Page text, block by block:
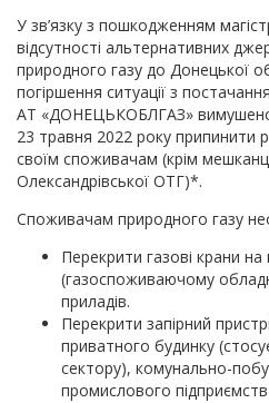
У зв’язку з пошкодженням
відсутності альтернативних
природного газу до Донецької
погіршення ситуації з
АТ «ДОНЕЦЬКОБЛГАЗ» вимушено
23 травня 2022 року припинити
своїм споживачам (крім
Олександрівської ОТГ)*.
Споживачам природного газу
Перекрити газові крани
(газоспоживаючому
приладів.
Перекрити запірний
приватного будинку
сектору), комунально-
промислового